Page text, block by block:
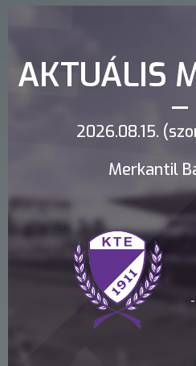
AKTUÁLIS
2026.08.15.
Merkantil
-